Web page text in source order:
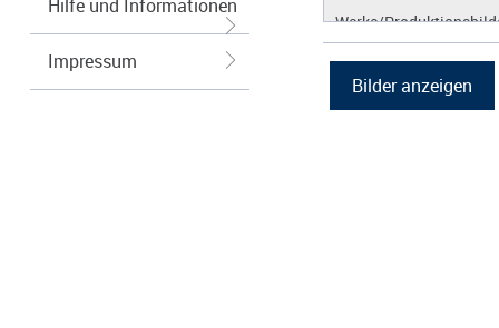
Hilfe und Informationen
Impressum
Werke/
Grafiken